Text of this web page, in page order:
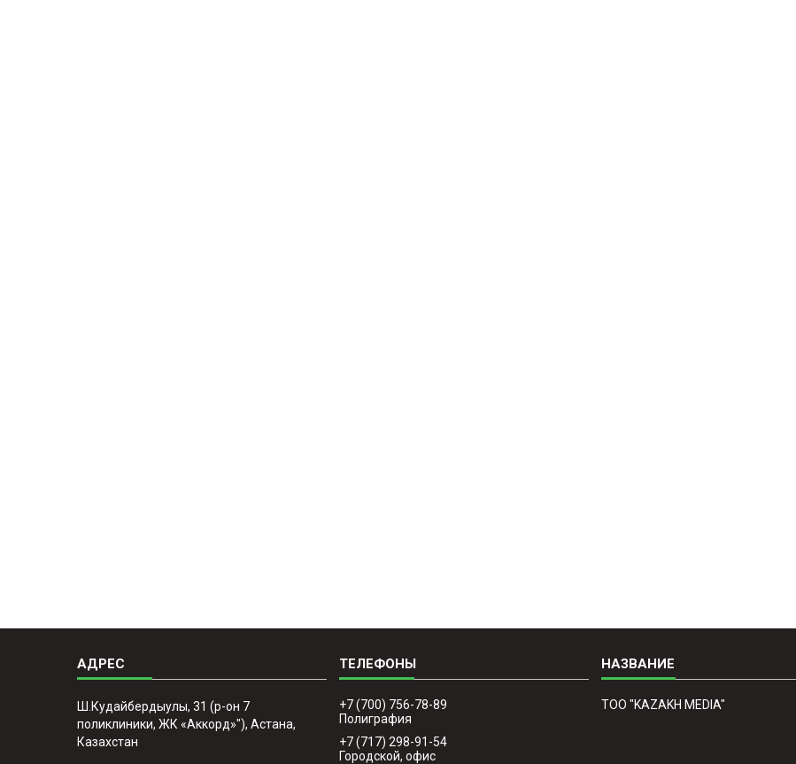
Ш.Кудайбердыулы, 31 (р-он 7
поликлиники, ЖК «Аккорд»"), Астана,
Казахстан
+7 (700) 756-78-89
Полиграфия
+7 (717) 298-91-54
Городской, офис
TOO "KAZAKH MEDIA"